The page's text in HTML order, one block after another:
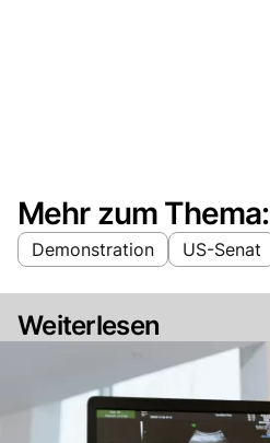
Mehr zum Thema:
Demonstration US-Senat
Weiterlesen